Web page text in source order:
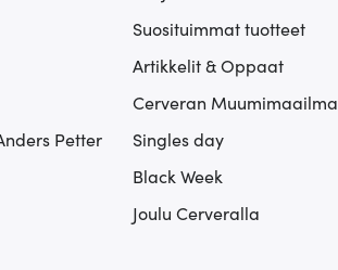
Petter
Suosituimmat tuotteet
Artikkelit & Oppaat
Cerveran Muumimaailma
Singles day
Black Week
Joulu Cerveralla